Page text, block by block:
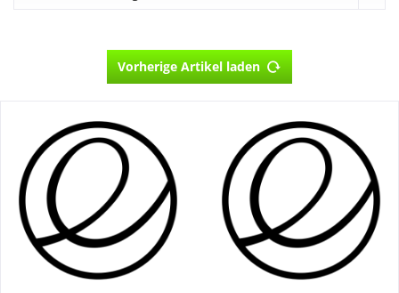
Vorherige Artikel laden